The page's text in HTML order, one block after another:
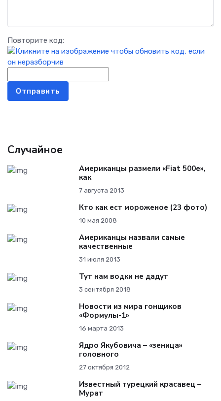
Повторите код:
Отправить
Случайное
Американцы размели «Fiat 500e»,
как
7 августа 2013
Кто как ест мороженое (23 фото)
10 мая 2008
Американцы назвали самые
качественные
31 июля 2013
Тут нам водки не дадут
3 сентября 2018
Новости из мира гонщиков
«Формулы-1»
16 марта 2013
Ядро Якубовича – «зеница»
головного
27 октября 2012
Известный турецкий красавец –
Мурат